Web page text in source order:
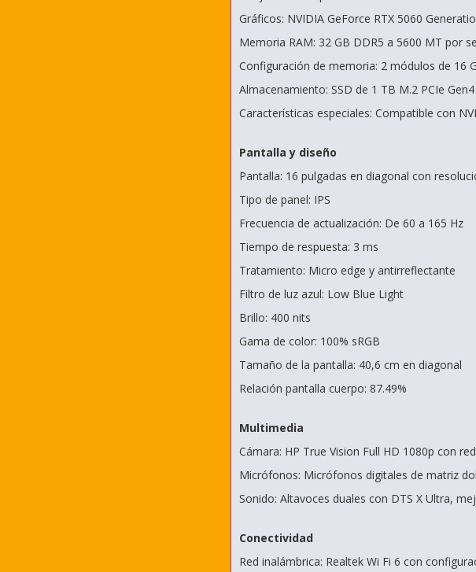
Gráficos: NVIDIA GeForce RTX 5060
Memoria RAM: 32 GB DDR5 a 5600 MT por
Configuración de memoria: 2 módulos de 16
Almacenamiento: SSD de 1 TB M.2 PCIe
Características especiales: Compatible con
Pantalla y diseño
Pantalla: 16 pulgadas en diagonal con
Tipo de panel: IPS
Frecuencia de actualización: De 60 a 165 Hz
Tiempo de respuesta: 3 ms
Tratamiento: Micro edge y antirreflectante
Filtro de luz azul: Low Blue Light
Brillo: 400 nits
Gama de color: 100% sRGB
Tamaño de la pantalla: 40,6 cm en diagonal
Relación pantalla cuerpo: 87.49%
Multimedia
Cámara: HP True Vision Full HD 1080p con
Micrófonos: Micrófonos digitales de matriz
Sonido: Altavoces duales con DTS X Ultra,
Conectividad
Red inalámbrica: Realtek Wi Fi 6 con